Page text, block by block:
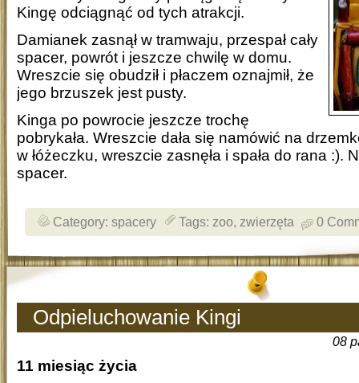
Kingę odciągnąć od tych atrakcji.
Damianek zasnął w tramwaju, przespał cały
spacer, powrót i jeszcze chwilę w domu.
Wreszcie się obudził i płaczem oznajmił, że
jego brzuszek jest pusty.
Kinga po powrocie jeszcze trochę
pobrykała. Wreszcie dała się namówić na
w łóżeczku, wreszcie zasnęła i spała do rana :).
spacer.
Category: spacery Tags: zoo, zwierzęta 0
Odpieluchowanie Kingi
08
11 miesiąc życia